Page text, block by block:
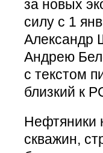
за новых
силу с 1
Александр
Андрею
с текстом
близкий к
Нефтяники
скважин,